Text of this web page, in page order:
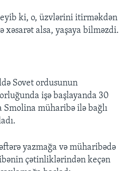
ki, o, üzvlərini itirməkdən
xəsarət alsa, yaşaya bilməzdi.
Sovet ordusunun
işə başlayanda 30
Smolina müharibə ilə bağlı
yazmağa və müharibədə
çətinliklərindən keçən